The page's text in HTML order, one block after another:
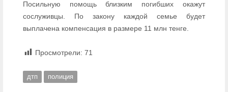
Посильную помощь близким погибших окажут
сослуживцы. По закону каждой семье будет
выплачена компенсация в размере 11 млн тенге.
Просмотрели: 71
дтп полиция